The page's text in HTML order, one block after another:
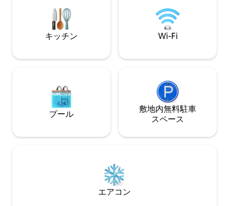
キッチン Wi-Fi
プール
敷地内無料駐⁠車
ス⁠ペ⁠ー⁠ス
エアコン